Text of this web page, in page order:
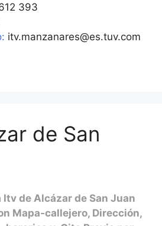
393
itv.manzanares@es.tuv.com
de San
de Alcázar de San Juan
Mapa-callejero, Dirección,